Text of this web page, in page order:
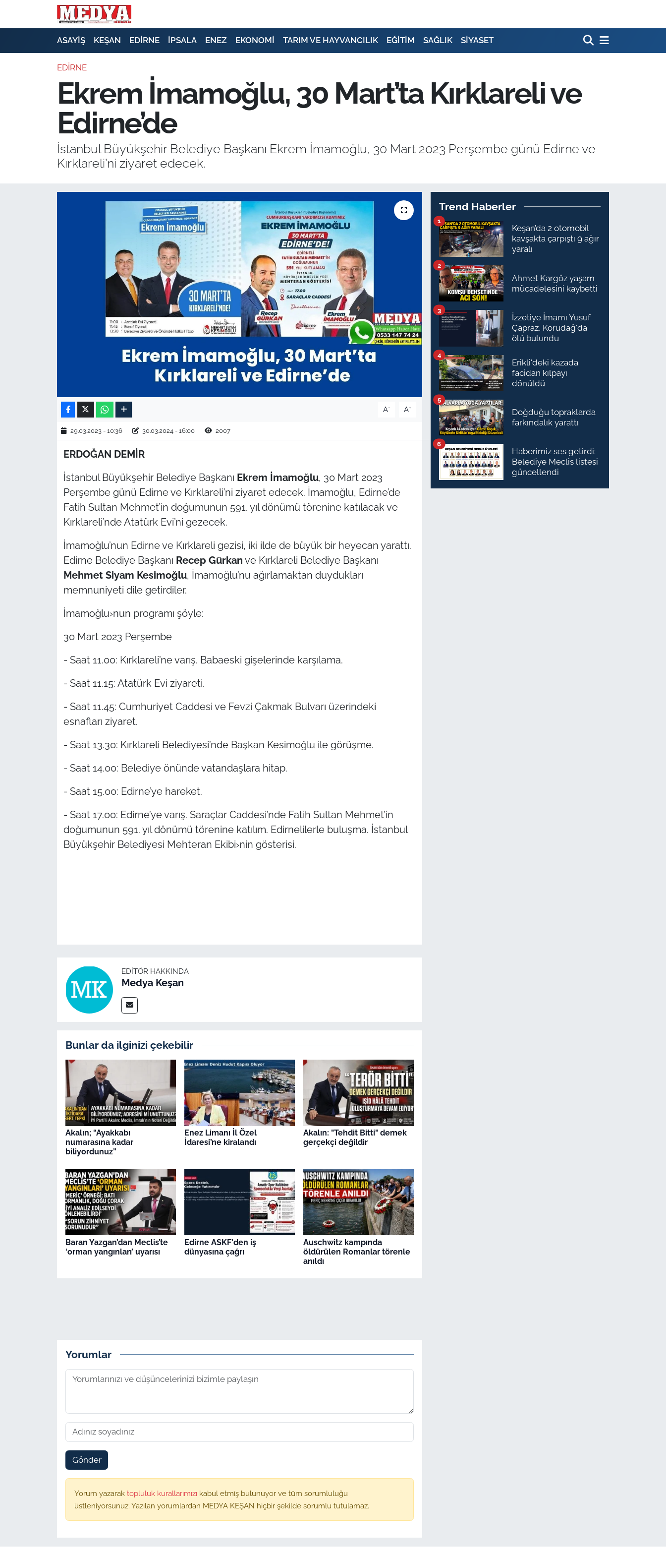
ASAYİŞ KEŞAN EDİRNE İPSALA ENEZ EKONOMİ TARIM VE HAYVANCILIK EĞİTİM SAĞLIK SİYASET
EDİRNE
Ekrem İmamoğlu, 30 Mart’ta Kırklareli ve
Edirne’de
İstanbul Büyükşehir Belediye Başkanı Ekrem İmamoğlu, 30 Mart 2023 Perşembe günü Edirne ve
Kırklareli’ni ziyaret edecek.
A- A+
29.03.2023 - 10:36 30.03.2024 - 16:00 2007
ERDOĞAN DEMİR
İstanbul Büyükşehir Belediye Başkanı Ekrem İmamoğlu, 30 Mart 2023
Perşembe günü Edirne ve Kırklareli’ni ziyaret edecek. İmamoğlu, Edirne’de
Fatih Sultan Mehmet’in doğumunun 591. yıl dönümü törenine katılacak ve
Kırklareli’nde Atatürk Evi’ni gezecek.
İmamoğlu’nun Edirne ve Kırklareli gezisi, iki ilde de büyük bir heyecan yarattı.
Edirne Belediye Başkanı Recep Gürkan ve Kırklareli Belediye Başkanı
Mehmet Siyam Kesimoğlu, İmamoğlu’nu ağırlamaktan duydukları
memnuniyeti dile getirdiler.
İmamoğlu›nun programı şöyle:
30 Mart 2023 Perşembe
- Saat 11.00: Kırklareli’ne varış. Babaeski gişelerinde karşılama.
- Saat 11.15: Atatürk Evi ziyareti.
- Saat 11.45: Cumhuriyet Caddesi ve Fevzi Çakmak Bulvarı üzerindeki
esnafları ziyaret.
- Saat 13.30: Kırklareli Belediyesi’nde Başkan Kesimoğlu ile görüşme.
- Saat 14.00: Belediye önünde vatandaşlara hitap.
- Saat 15.00: Edirne’ye hareket.
- Saat 17.00: Edirne’ye varış. Saraçlar Caddesi’nde Fatih Sultan Mehmet’in
doğumunun 591. yıl dönümü törenine katılım. Edirnelilerle buluşma. İstanbul
Büyükşehir Belediyesi Mehteran Ekibi›nin gösterisi.
EDITÖR HAKKINDA
Medya Keşan
Bunlar da ilginizi çekebilir
Akalın; “Ayakkabı
numarasına kadar
biliyordunuz”
Enez Limanı İl Özel
İdaresi’ne kiralandı
Akalın: "Tehdit Bitti" demek
gerçekçi değildir
Baran Yazgan’dan Meclis’te
‘orman yangınları’ uyarısı
Edirne ASKF'den iş
dünyasına çağrı
Auschwitz kampında
öldürülen Romanlar törenle
anıldı
Yorumlar
Gönder
Yorum yazarak topluluk kurallarımızı kabul etmiş bulunuyor ve tüm sorumluluğu
üstleniyorsunuz. Yazılan yorumlardan MEDYA KEŞAN hiçbir şekilde sorumlu tutulamaz.
Trend Haberler
Keşan’da 2 otomobil
kavşakta çarpıştı 9 ağır
yaralı
1
Ahmet Kargöz yaşam
mücadelesini kaybetti
2
İzzetiye İmamı Yusuf
Çapraz, Korudağ'da
ölü bulundu
3
Erikli'deki kazada
facidan kılpayı
dönüldü
4
Doğduğu topraklarda
farkındalık yarattı
5
Haberimiz ses getirdi:
Belediye Meclis listesi
güncellendi
6
E-GAZETE
SİYASET
EKONOMİ
SAĞLIK
KIRKLARELİ
ÇANAKKALE
Flaş Haber
Dış Haberler
English News
Canlı Maç